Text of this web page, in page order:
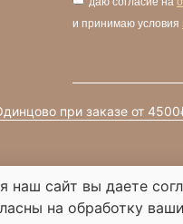
и принимаю условия
при заказе от
наш сайт вы даете
на обработку